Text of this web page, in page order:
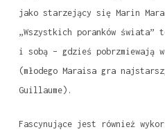
jako starzejący się Marin
„Wszystkich poranków świata”
i sobą – gdzieś pobrzmiewają
(młodego Maraisa gra
Guillaume).
Fascynujące jest również